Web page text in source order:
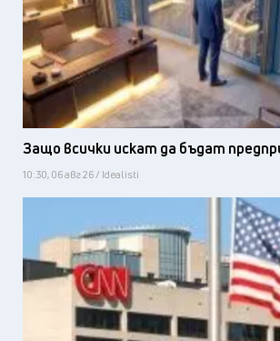
Защо всички искат да бъдат
10:30, 06 авг 26 / Idealisti